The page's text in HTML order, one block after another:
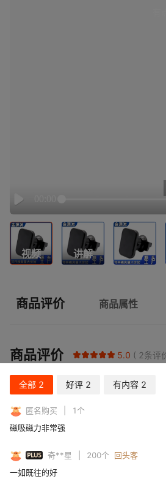
Play
视频 讲解
商品评价 商品属性
商品评价 5.0 2条评
全部 2 好评 2 有内容 2
匿名购买 1个
磁吸磁力非常强
PLUS 奇**星 200个 回头客
一如既往的好